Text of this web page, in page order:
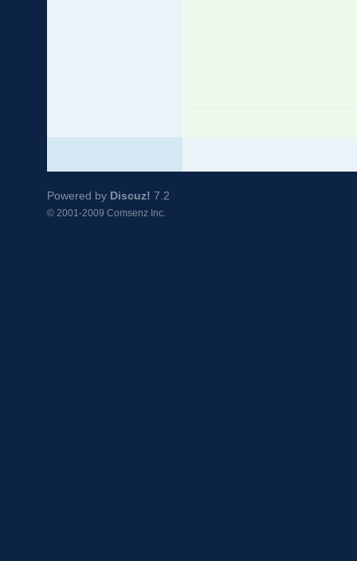
Powered by Discuz! 7.2
© 2001-2009 Comsenz Inc.